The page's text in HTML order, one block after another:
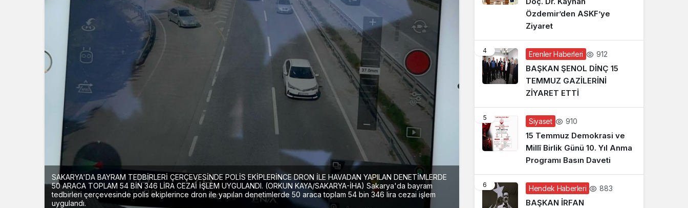
SAKARYA'DA BAYRAM TEDBİRLERİ ÇERÇEVESİNDE POLİS EKİPLERİNCE DRON İLE HAVADAN YAPILAN DENETİMLERDE
50 ARACA TOPLAM 54 BİN 346 LİRA CEZAİ İŞLEM UYGULANDI. (ORKUN KAYA/SAKARYA-İHA) Sakarya'da bayram
tedbirleri çerçevesinde polis ekiplerince dron ile yapılan denetimlerde 50 araca toplam 54 bin 346 lira cezai işlem
uygulandı.
Özdemir’den ASKF’ye
Ziyaret
4 Erenler Haberleri 912
BAŞKAN ŞENOL DİNÇ 15
TEMMUZ GAZİLERİNİ
ZİYARET ETTİ
5 Siyaset 910
15 Temmuz Demokrasi ve
Millî Birlik Günü 10. Yıl Anma
Programı Basın Daveti
6 Hendek Haberleri 883
BAŞKAN İRFAN